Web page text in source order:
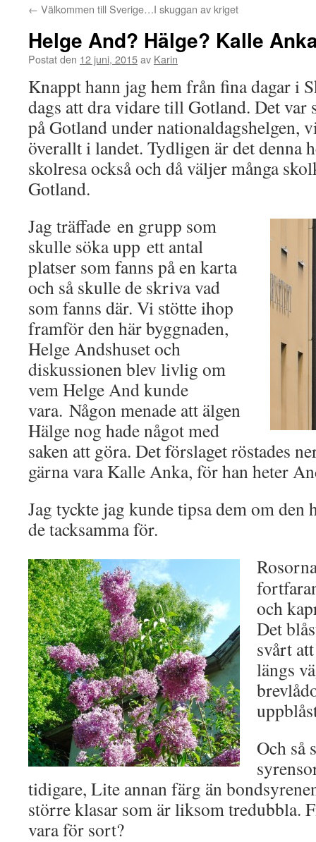
← Välkommen till Sverige…I skuggan av kriget
Helge And? Hälge? Kalle
Postat den 12 juni, 2015av Karin
Knappt hann jag hem från fina dagar i
dags att dra vidare till Gotland. Det
på Gotland under nationaldagshelgen,
överallt i landet. Tydligen är det denna
skolresa också och då väljer många
Gotland.
Jag träffade en grupp som
skulle söka upp ett antal
platser som fanns på en karta
och så skulle de skriva vad
som fanns där. Vi stötte ihop
framför den här byggnaden,
Helge Andshuset och
diskussionen blev livlig om
vem Helge And kunde
vara. Någon menade att älgen
Hälge nog hade något med
saken att göra. Det förslaget röstades
gärna vara Kalle Anka, för han heter
Jag tyckte jag kunde tipsa dem om den
de tacksamma för.
och
Det
svårt
längs
Och så
tidigare, Lite annan färg än
större klasar som är liksom tredubbla.
vara för sort?